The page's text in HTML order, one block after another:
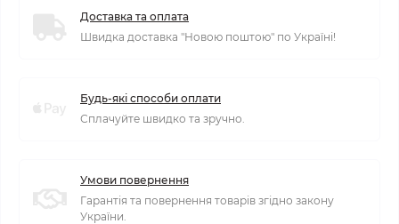
Доставка та оплата
Швидка доставка "Новою поштою" по Україні!
Будь-які способи оплати
Сплачуйте швидко та зручно.
Умови повернення
Гарантія та повернення товарів згідно закону
України.